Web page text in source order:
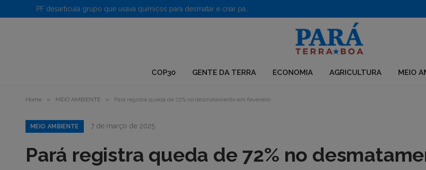
COP30 GENTE DA TERRA ECONOMIA AGRICULTURA MEIO
Home » MEIO AMBIENTE » Pará registra queda de 72% no desmatamento em fevereiro
MEIO AMBIENTE 7 de março de 2025
Pará registra queda de 72% no